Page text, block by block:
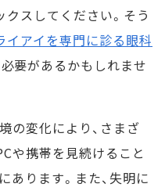
クスしてください。そう
イアイを専門に診る眼科
要があるかもしれませ
の変化により、さまざ
や携帯を見続けること
あります。また、失明に